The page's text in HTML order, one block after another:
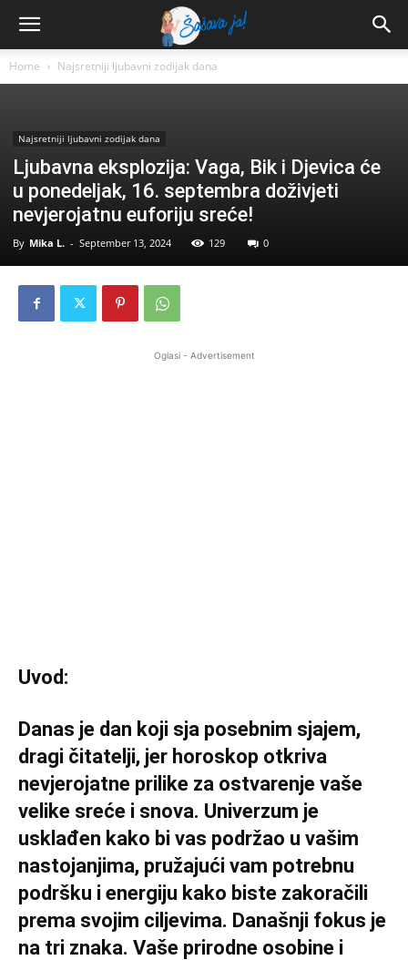
Home Najsretniji ljubavni zodijak dana
Najsretniji ljubavni zodijak dana
Ljubavna eksplozija: Vaga, Bik i Djevica će
u ponedeljak, 16. septembra doživjeti
nevjerojatnu euforiju sreće!
By Mika L. - September 13, 2024 129 0
Oglasi - Advertisement
Uvod:
Danas je dan koji sja posebnim sjajem,
dragi čitatelji, jer horoskop otkriva
nevjerojatne prilike za ostvarenje vaše
velike sreće i snova. Univerzum je
usklađen kako bi vas podržao u vašim
nastojanjima, pružajući vam potrebnu
podršku i energiju kako biste zakoračili
prema svojim ciljevima. Današnji fokus je
na tri znaka. Vaše prirodne osobine i